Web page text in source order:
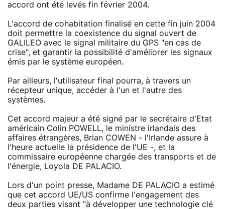
accord ont été levés fin février 2004.
L'accord de cohabitation finalisé en cette fin juin 2004
doit permettre la coexistence du signal ouvert de
GALILEO avec le signal militaire du GPS "en cas de
crise", et garantir la possibilité d'améliorer les signaux
émis par le système européen.
Par ailleurs, l'utilisateur final pourra, à travers un
récepteur unique, accéder à l'un et l'autre des
systèmes.
Cet accord majeur a été signé par le secrétaire d'Etat
américain Colin POWELL, le ministre irlandais des
affaires étrangères, Brian COWEN - l'Irlande assure à
l'heure actuelle la présidence de l'UE -, et la
commissaire européenne chargée des transports et de
l'énergie, Loyola DE PALACIO.
Lors d'un point presse, Madame DE PALACIO a estimé
que cet accord UE/US confirme l'engagement des
deux parties visant "à développer une technologie clé